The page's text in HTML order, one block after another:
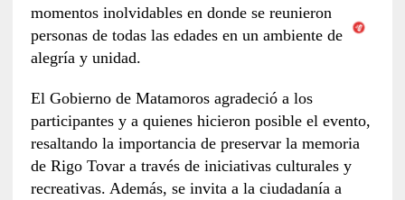
momentos inolvidables en donde se reunieron
personas de todas las edades en un ambiente de
alegría y unidad.
El Gobierno de Matamoros agradeció a los
participantes y a quienes hicieron posible el evento,
resaltando la importancia de preservar la memoria
de Rigo Tovar a través de iniciativas culturales y
recreativas. Además, se invita a la ciudadanía a